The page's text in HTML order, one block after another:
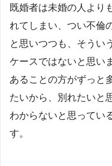
既婚者は未婚の人より
れてしまい、つい不倫
と思いつつも、そうい
ケースではないと思い
あることの方がずっと
たいから、別れたいと
わからないと思ってい
す。